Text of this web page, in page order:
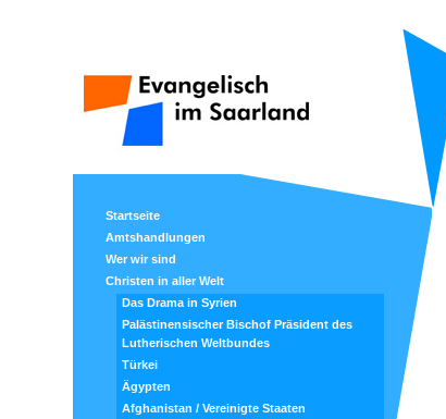
Startseite
Amtshandlungen
Wer wir sind
Christen in aller Welt
Das Drama in Syrien
Palästinensischer Bischof Präsident des
Lutherischen Weltbundes
Türkei
Ägypten
Afghanistan / Vereinigte Staaten